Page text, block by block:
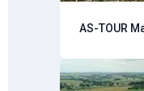
AS-TOUR